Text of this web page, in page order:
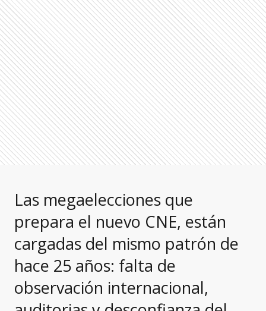
Las megaelecciones que
prepara el nuevo CNE, están
cargadas del mismo patrón de
hace 25 años: falta de
observación internacional,